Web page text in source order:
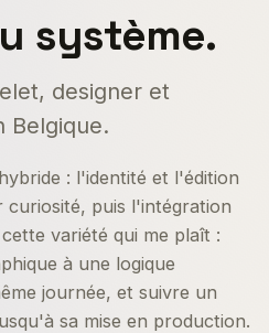
système.
designer et
Belgique.
: l'identité et l'édition
puis l'intégration
variété qui me plaît :
à une logique
journée, et suivre un
sa mise en production.